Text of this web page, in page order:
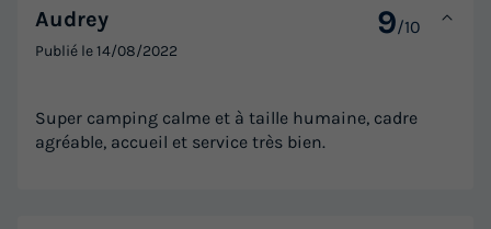
Audrey 9/10
Publié le14/08/2022
Super camping calme et à taille humaine, cadre
agréable, accueil et service très bien.